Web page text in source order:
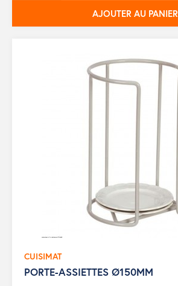
AJOUTER AU PANIER
CUISIMAT
PORTE-ASSIETTES Ø150MM